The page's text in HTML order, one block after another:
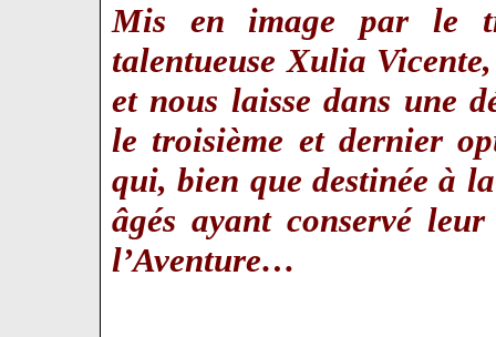
Mis en image par le
talentueuse Xulia
et nous laisse dans une
le troisième et dernier
qui, bien que destinée à
âgés ayant conservé
l’Aventure…